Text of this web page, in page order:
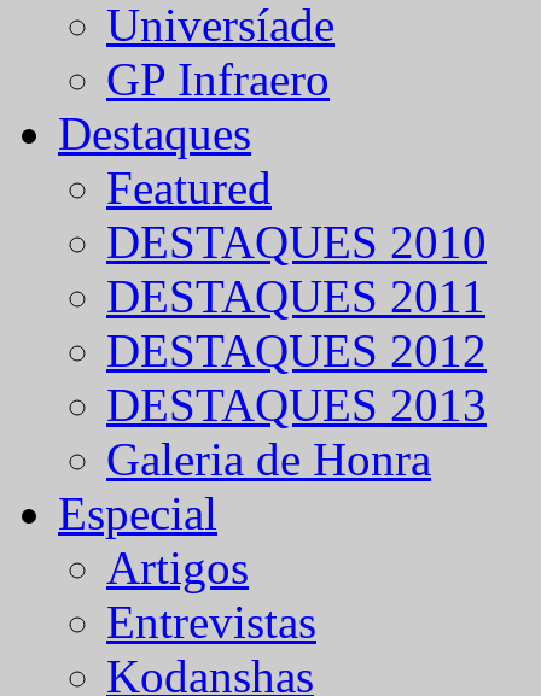
Universíade
GP Infraero
Destaques
Featured
DESTAQUES 2010
DESTAQUES 2011
DESTAQUES 2012
DESTAQUES 2013
Galeria de Honra
Especial
Artigos
Entrevistas
Kodanshas